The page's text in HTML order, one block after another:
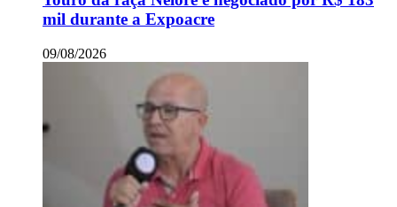
mil durante a Expoacre
09/08/2026